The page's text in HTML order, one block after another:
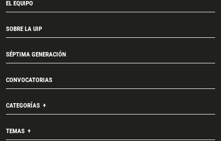
EL EQUIPO
SOBRE LA UIP
SÉPTIMA GENERACIÓN
CONVOCATORIAS
CATEGORÍAS
TEMAS